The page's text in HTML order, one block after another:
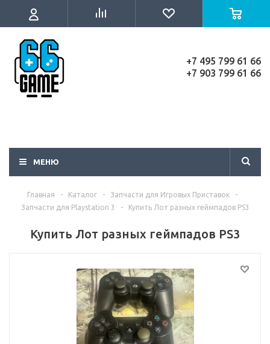
+7 495 799 61 66
+7 903 799 61 66
МЕНЮ
Главная - Каталог - Запчасти для Игровых Приставок
-
Запчасти для Playstation 3
- Купить Лот разных геймпадов PS3
Купить Лот разных геймпадов PS3